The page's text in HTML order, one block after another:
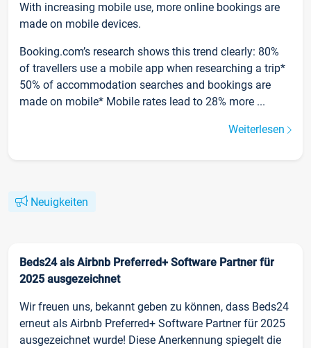
With increasing mobile use, more online bookings are
made on mobile devices.
Booking.com’s research shows this trend clearly: 80%
of travellers use a mobile app when researching a trip*
50% of accommodation searches and bookings are
made on mobile* Mobile rates lead to 28% more ...
Weiterlesen
Neuigkeiten
Beds24 als Airbnb Preferred+ Software Partner für
2025 ausgezeichnet
Wir freuen uns, bekannt geben zu können, dass Beds24
erneut als Airbnb Preferred+ Software Partner für 2025
ausgezeichnet wurde! Diese Anerkennung spiegelt die